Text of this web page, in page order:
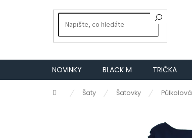
NOVINKY BLACK M TRIČKA
Domů Šaty Šatovky Půlkolová